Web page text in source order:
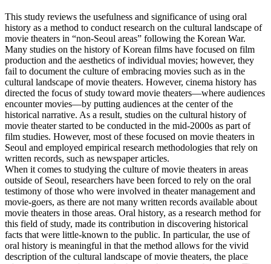
This study reviews the usefulness and significance of using oral
history as a method to conduct research on the cultural landscape of
movie theaters in “non-Seoul areas” following the Korean War.
Many studies on the history of Korean films have focused on film
production and the aesthetics of individual movies; however, they
fail to document the culture of embracing movies such as in the
cultural landscape of movie theaters. However, cinema history has
directed the focus of study toward movie theaters—where audiences
encounter movies—by putting audiences at the center of the
historical narrative. As a result, studies on the cultural history of
movie theater started to be conducted in the mid-2000s as part of
film studies. However, most of these focused on movie theaters in
Seoul and employed empirical research methodologies that rely on
written records, such as newspaper articles.
When it comes to studying the culture of movie theaters in areas
outside of Seoul, researchers have been forced to rely on the oral
testimony of those who were involved in theater management and
movie-goers, as there are not many written records available about
movie theaters in those areas. Oral history, as a research method for
this field of study, made its contribution in discovering historical
facts that were little-known to the public. In particular, the use of
oral history is meaningful in that the method allows for the vivid
description of the cultural landscape of movie theaters, the place